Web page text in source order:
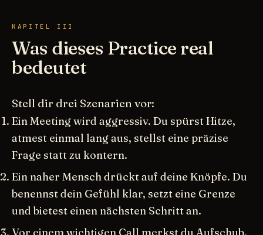
KAPITEL III
Was dieses Practice real
bedeutet
Stell dir drei Szenarien vor:
Ein Meeting wird aggressiv. Du spürst Hitze,
atmest einmal lang aus, stellst eine präzise
Frage statt zu kontern.
Ein naher Mensch drückt auf deine Knöpfe. Du
benennst dein Gefühl klar, setzt eine Grenze
und bietest einen nächsten Schritt an.